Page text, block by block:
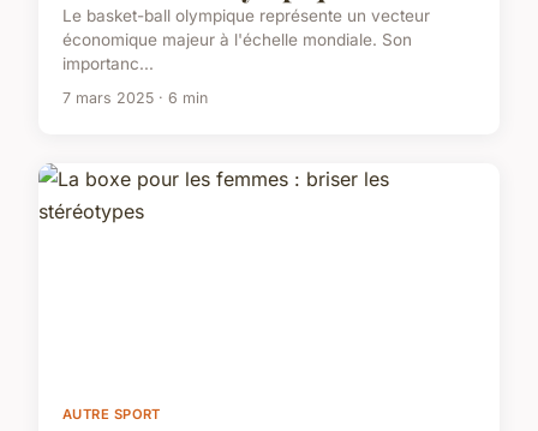
Le basket-ball olympique représente un vecteur
économique majeur à l'échelle mondiale. Son
importanc...
7 mars 2025 · 6 min
AUTRE SPORT